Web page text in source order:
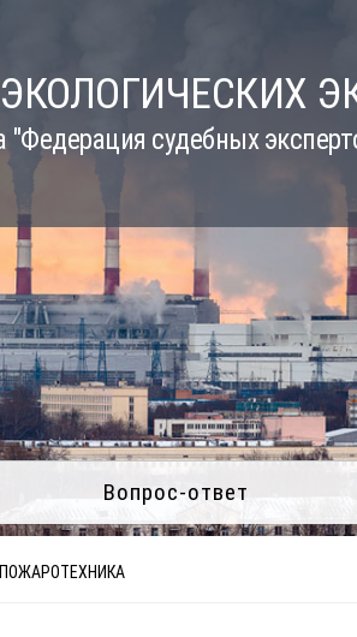
"Федерация судебных
Вопрос-ответ
ПОЖАРОТЕХНИКА